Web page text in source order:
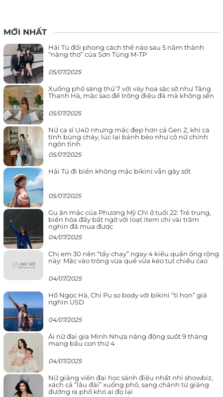
MỚI NHẤT
Hải Tú đổi phong cách thế nào sau 5 năm thành
“nàng thơ” của Sơn Tùng M-TP
05/07/2025
Xuống phố sáng thứ 7 với váy hoa sặc sỡ như Tăng
Thanh Hà, mặc sao để trông điệu đà mà không sến
05/07/2025
Nữ ca sĩ U40 nhưng mặc đẹp hơn cả Gen Z, khi cá
tính bùng cháy, lúc lại bánh bèo như cô nữ chính
ngôn tình
05/07/2025
Hải Tú đi biển không mặc bikini vẫn gây sốt
05/07/2025
Gu ăn mặc của Phương Mỹ Chi ở tuổi 22: Trẻ trung,
biến hóa đầy bất ngờ với loạt item chỉ vài trăm
nghìn đã mua được
04/07/2025
Chị em 30 nên “tẩy chay” ngay 4 kiểu quần ống rộng
này: Mặc vào trông vừa quê vừa kéo tụt chiều cao
04/07/2025
Hồ Ngọc Hà, Chi Pu so body với bikini “tí hon” giá
nghìn USD
04/07/2025
Ái nữ đại gia Minh Nhựa năng động suốt 9 tháng
mang bầu con thứ 4
04/07/2025
Nữ giảng viên đại học sành điệu nhất nhì showbiz,
xách cả “lâu đài” xuống phố, sang chảnh từ giảng
đường ra phố khó ai đọ lại